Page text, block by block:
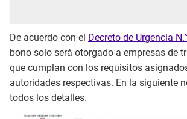
De acuerdo con el Decreto de Urgencia
bono solo será otorgado a empresas de
que cumplan con los requisitos
autoridades respectivas. En la siguiente
todos los detalles.